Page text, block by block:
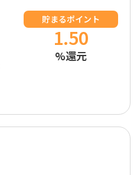
貯まるポイント
1.50
%還元